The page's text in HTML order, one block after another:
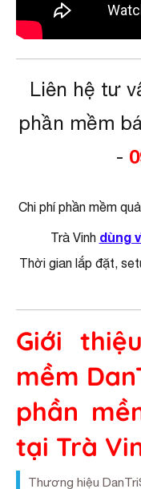
Liên hệ tư
phần mềm
-
Chi phí phần mềm
Trà Vinh dùng
Thời gian lắp đặt,
Giới
mềm
phần
tại Trà
Thương hiệu